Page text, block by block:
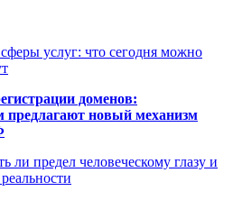
услуг: что сегодня можно
доменов:
новый механизм
ли предел человеческому глазу и